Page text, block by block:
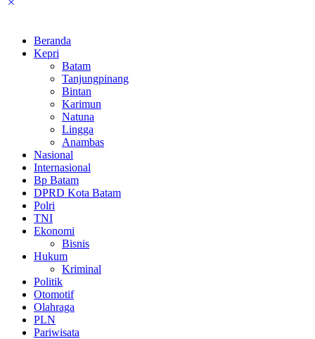
Beranda
Kepri
Batam
Tanjungpinang
Bintan
Karimun
Natuna
Lingga
Anambas
Nasional
Internasional
Bp Batam
DPRD Kota Batam
Polri
TNI
Ekonomi
Bisnis
Hukum
Kriminal
Politik
Otomotif
Olahraga
PLN
Pariwisata